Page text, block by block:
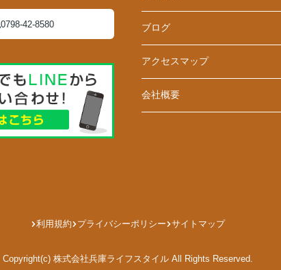
0798-42-8580 ブログ
アクセスマップ
会社概要
利用規約 プライバシーポリシー サイトマップ
Copyright(c) 株式会社兵庫ライフスタイル All Rights Reserved.